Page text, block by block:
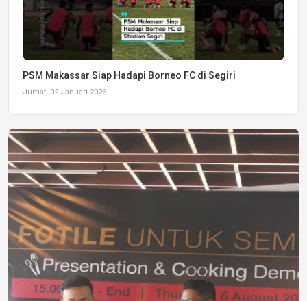
PSM Makassar Siap Hadapi Borneo FC di Segiri
Jumat, 02 Januari 2026